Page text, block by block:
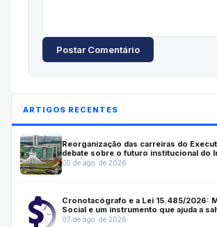
Postar Comentário
ARTIGOS RECENTES
Reorganização das carreiras do
debate sobre o futuro institucional do
05 de ago. de 2026
Cronotacógrafo e a Lei 15.485/2026:
Social e um instrumento que ajuda a
07 de ago. de 2026